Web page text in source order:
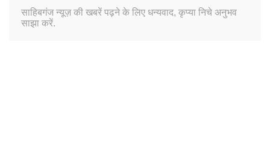
साहिबगंज न्यूज़ की खबरें पढ़ने के लिए धन्यवाद, कृप्या निचे अनुभव
साझा करें.